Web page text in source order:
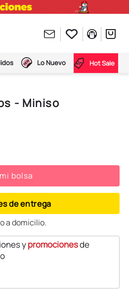
Lo Nuevo Hot Sale
- Miniso
bolsa
de entrega
a domicilio.
ypromocionesde